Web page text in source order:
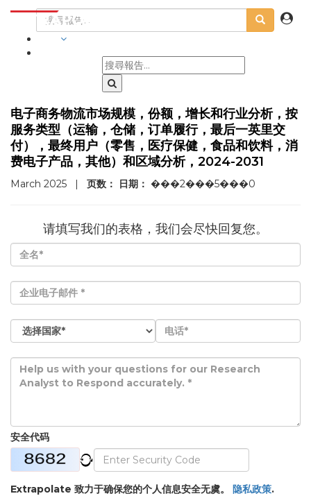
电子商务物流市场规模，份额，增长和行业分析，按
服务类型（运输，仓储，订单履行，最后一英里交
付），最终用户（零售，医疗保健，食品和饮料，消
费电子产品，其他）和区域分析，2024-2031
March 2025 | 页数： 日期： ���2���5���0
请填写我们的表格，我们会尽快回复您。
安全代码
Extrapolate 致力于确保您的个人信息安全无虞。 隐私政策.